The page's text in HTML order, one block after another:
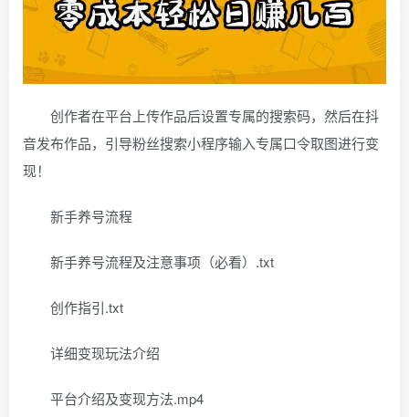
创作者在平台上传作品后设置专属的搜索码，然后在抖
音发布作品，引导粉丝搜索小程序输入专属口令取图进行变
现！
新手养号流程
新手养号流程及注意事项（必看）.txt
创作指引.txt
详细变现玩法介绍
平台介绍及变现方法.mp4